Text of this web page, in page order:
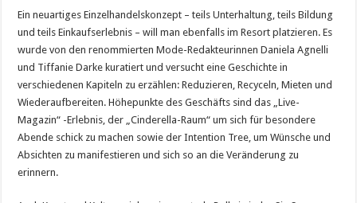
Ein neuartiges Einzelhandelskonzept – teils Unterhaltung, teils Bildung
und teils Einkaufserlebnis – will man ebenfalls im Resort platzieren. Es
wurde von den renommierten Mode-Redakteurinnen Daniela Agnelli
und Tiffanie Darke kuratiert und versucht eine Geschichte in
verschiedenen Kapiteln zu erzählen: Reduzieren, Recyceln, Mieten und
Wiederaufbereiten. Höhepunkte des Geschäfts sind das „Live-
Magazin“ -Erlebnis, der „Cinderella-Raum“ um sich für besondere
Abende schick zu machen sowie der Intention Tree, um Wünsche und
Absichten zu manifestieren und sich so an die Veränderung zu
erinnern.